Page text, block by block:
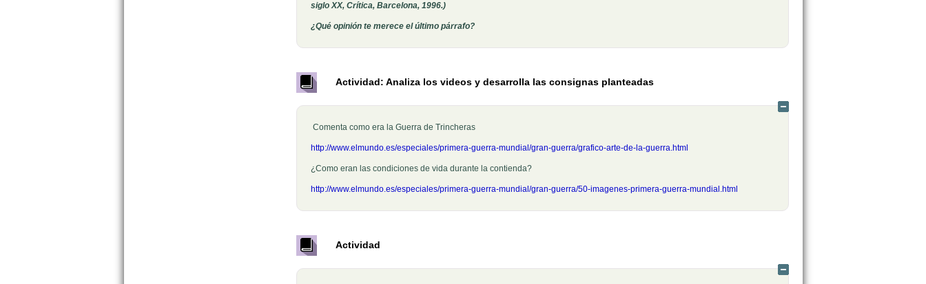
siglo XX, Crítica, Barcelona, 1996.)
¿Qué opinión te merece el último párrafo?
Actividad: Analiza los videos y desarrolla las consignas planteadas
Comenta como era la Guerra de Trincheras
http://www.elmundo.es/especiales/primera-guerra-mundial/gran-guerra/grafico-arte-de-la-guerra.html
¿Como eran las condiciones de vida durante la contienda?
http://www.elmundo.es/especiales/primera-guerra-mundial/gran-guerra/50-imagenes-primera-guerra-mundial.html
Actividad